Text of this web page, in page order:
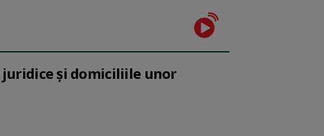
și domiciliile unor